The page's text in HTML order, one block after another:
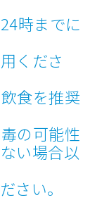
時までに
くださ
食を推奨
の可能性
い場合以
さい。